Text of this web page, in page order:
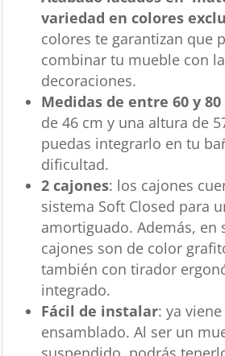
variedad en colores
colores te garantizan que
combinar tu mueble con
decoraciones.
Medidas de entre 60 y 80
de 46 cm y una altura de
puedas integrarlo en tu
dificultad.
2 cajones: los cajones
sistema Soft Closed para
amortiguado. Además, en
cajones son de color
también con tirador
integrado.
Fácil de instalar: ya
ensamblado. Al ser un